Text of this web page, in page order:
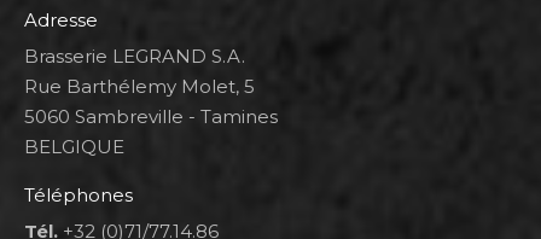
Adresse
Brasserie LEGRAND S.A.
Rue Barthélemy Molet, 5
5060 Sambreville - Tamines
BELGIQUE
Téléphones
Tél. +32 (0)71/77.14.86